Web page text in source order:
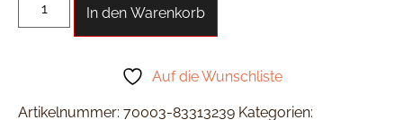
In den Warenkorb
Auf die Wunschliste
Artikelnummer: 70003-83313239 Kategorien: